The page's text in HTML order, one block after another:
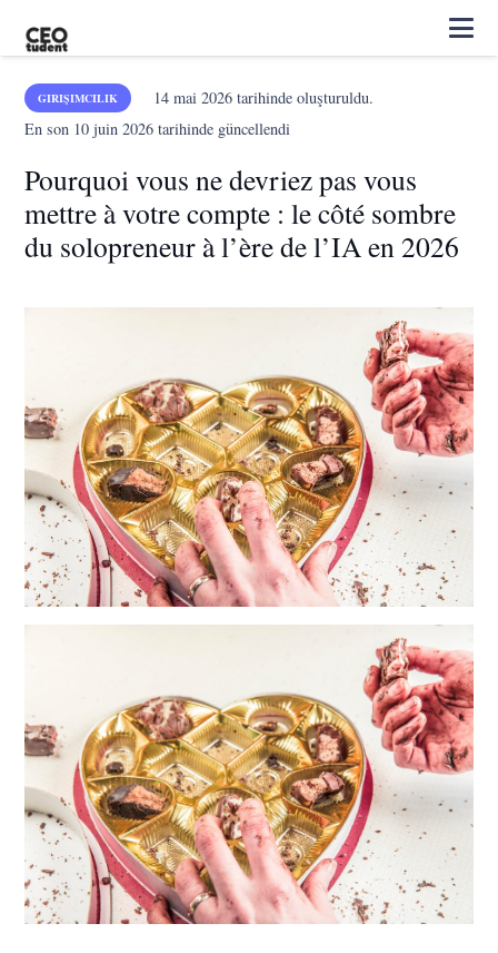
GIRIŞIMCILIK 14 mai 2026tarihinde oluşturuldu.
En son 10 juin 2026 tarihinde güncellendi
Pourquoi vous ne devriez pas vous
mettre à votre compte : le côté sombre
du solopreneur à l’ère de l’IA en 2026